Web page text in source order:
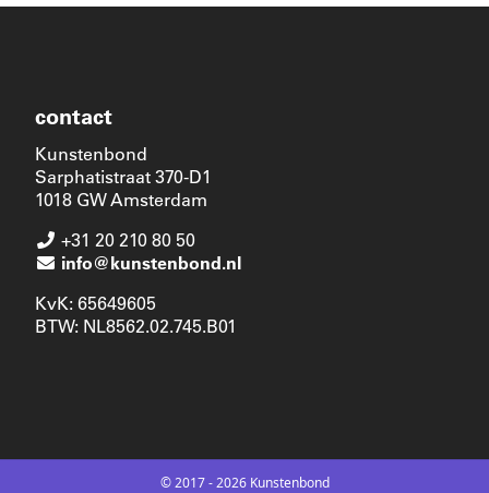
contact
Kunstenbond
Sarphatistraat 370-D1
1018 GW Amsterdam
+31 20 210 80 50
info@kunstenbond.nl
KvK: 65649605
BTW: NL8562.02.745.B01
© 2017 - 2026 Kunstenbond